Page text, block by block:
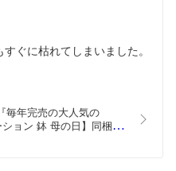
ぐに枯れてしまいました。
毎年完売の大人気の
ョン 鉢 母の日】同梱不